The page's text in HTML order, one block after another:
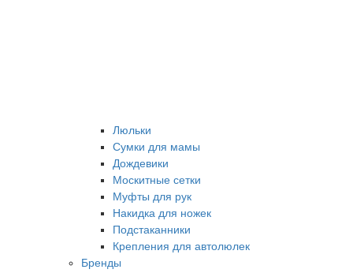
Люльки
Сумки для мамы
Дождевики
Москитные сетки
Муфты для рук
Накидка для ножек
Подстаканники
Крепления для автолюлек
Бренды